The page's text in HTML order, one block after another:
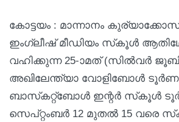
കോട്ടയം : മാന്നാനം
ഇംഗ്ലീഷ് മീഡിയം സ്‌കൂൾ
വഹിക്കുന്ന 25-ാമത് (സിൽവർ
അഖിലേന്ത്യാ വോളിബോൾ
ബാസ്‌കറ്റ്ബോൾ ഇന്റർ സ്‌കൂൾ
സെപ്റ്റംബർ 12 മുതൽ 15 വരെ